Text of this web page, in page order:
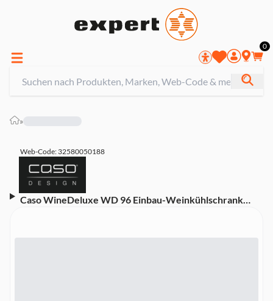
0
»
Web-Code: 32580050188
Caso WineDeluxe WD 96 Einbau-Weinkühlschrank